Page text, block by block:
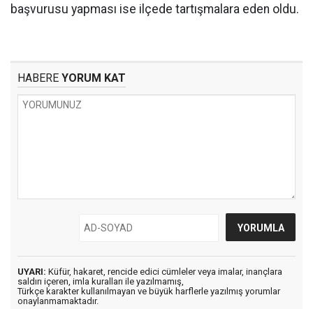
başvurusu yapması ise ilçede tartışmalara eden oldu.
HABERE YORUM KAT
UYARI: Küfür, hakaret, rencide edici cümleler veya imalar, inançlara
saldırı içeren, imla kuralları ile yazılmamış,
Türkçe karakter kullanılmayan ve büyük harflerle yazılmış yorumlar
onaylanmamaktadır.